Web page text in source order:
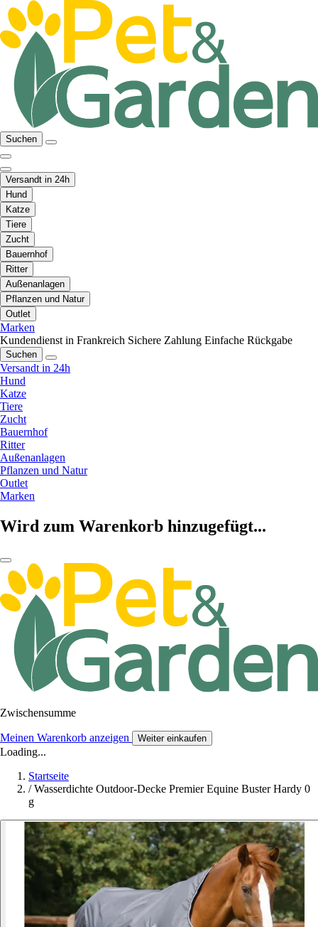
Suchen
Versandt in 24h
Hund
Katze
Tiere
Zucht
Bauernhof
Ritter
Außenanlagen
Pflanzen und Natur
Outlet
Marken
Kundendienst in Frankreich Sichere Zahlung Einfache Rückgabe
Suchen
Versandt in 24h
Hund
Katze
Tiere
Zucht
Bauernhof
Ritter
Außenanlagen
Pflanzen und Natur
Outlet
Marken
Wird zum Warenkorb hinzugefügt...
Zwischensumme
Meinen Warenkorb anzeigen Weiter einkaufen
Loading...
Startseite
/ Wasserdichte Outdoor-Decke Premier Equine Buster Hardy 0
g